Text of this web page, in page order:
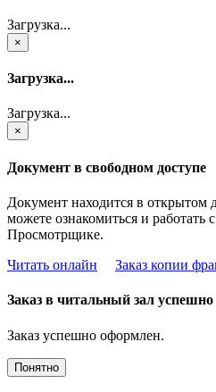
Загрузка...
×
Загрузка...
Загрузка...
×
Документ в свободном доступе
Документ находится в
можете ознакомиться и
Просмотрщике.
Читать онлайн
Заказ копии
Заказ в читальный зал
Заказ успешно оформлен.
Понятно